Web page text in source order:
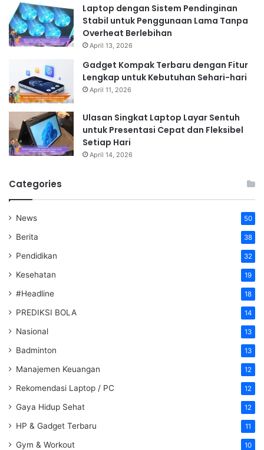
Laptop dengan Sistem Pendinginan
Stabil untuk Penggunaan Lama Tanpa
Overheat Berlebihan
April 13, 2026
Gadget Kompak Terbaru dengan Fitur
Lengkap untuk Kebutuhan Sehari-hari
April 11, 2026
Ulasan Singkat Laptop Layar Sentuh
untuk Presentasi Cepat dan Fleksibel
Setiap Hari
April 14, 2026
Categories
News 50
Berita 38
Pendidikan 32
Kesehatan 19
#Headline 18
PREDIKSI BOLA 14
Nasional 13
Badminton 13
Manajemen Keuangan 12
Rekomendasi Laptop / PC 12
Gaya Hidup Sehat 12
HP & Gadget Terbaru 11
Gym & Workout 10